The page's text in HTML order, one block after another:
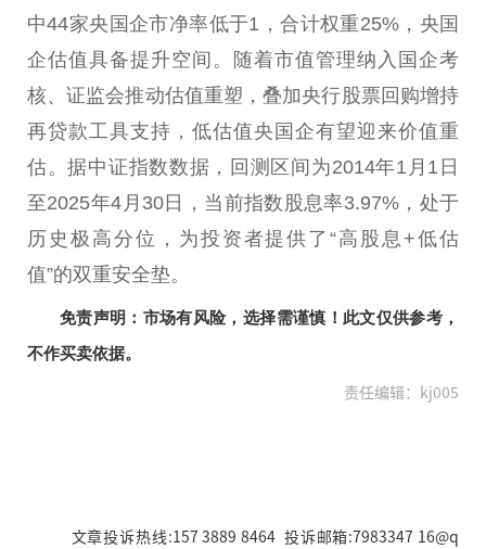
中44家央国企市净率低于1，合计权重25%，央国
企估值具备提升空间。随着市值管理纳入国企考
核、证监会推动估值重塑，叠加央行股票回购增持
再贷款工具支持，低估值央国企有望迎来价值重
估。据中证指数数据，回测区间为2014年1月1日
至2025年4月30日，当前指数股息率3.97%，处于
历史极高分位，为投资者提供了“高股息+低估
值”的双重安全垫。
免责声明：市场有风险，选择需谨慎！此文仅供参考，
不作买卖依据。
责任编辑：kj005
文章投诉热线:157 3889 8464 投诉邮箱:7983347 16@q